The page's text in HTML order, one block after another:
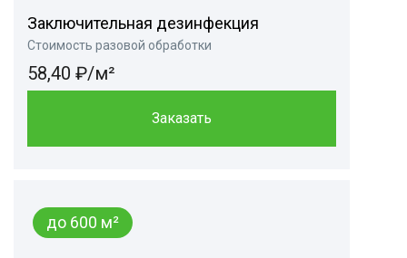
Заключительная дезинфекция
Стоимость разовой обработки
58,40 ₽/м²
Заказать
до 600 м²